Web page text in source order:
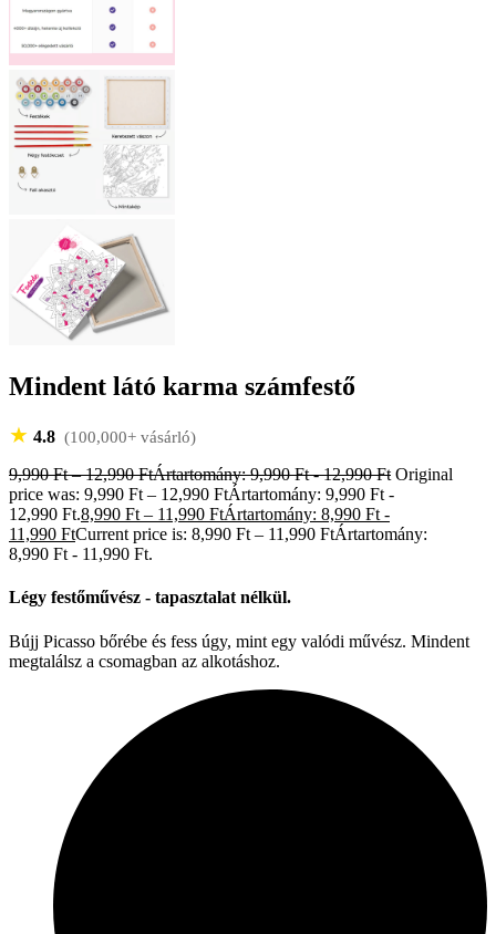
Mindent látó karma számfestő
★ 4.8 (100,000+ vásárló)
9,990Ft – 12,990FtÁrtartomány: 9,990 Ft - 12,990 Ft Original
price was: 9,990 Ft – 12,990 FtÁrtartomány: 9,990 Ft -
12,990 Ft.8,990 Ft – 11,990 FtÁrtartomány: 8,990 Ft -
11,990 FtCurrent price is: 8,990 Ft – 11,990 FtÁrtartomány:
8,990 Ft - 11,990 Ft.
Légy festőművész - tapasztalat nélkül.
Bújj Picasso bőrébe és fess úgy, mint egy valódi művész. Mindent
megtalálsz a csomagban az alkotáshoz.